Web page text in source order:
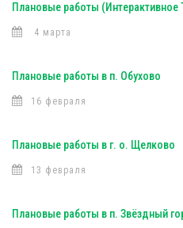
Плановые работы (Интерактивное
4 марта
Плановые работы в п. Обухово
16 февраля
Плановые работы в г. о. Щелково
13 февраля
Плановые работы в п. Звёздный